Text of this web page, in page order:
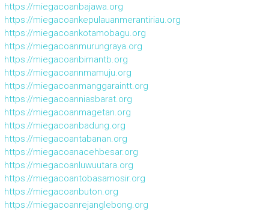
https://miegacoanbajawa.org
https://miegacoankepulauanmerantiriau.org
https://miegacoankotamobagu.org
https://miegacoanmurungraya.org
https://miegacoanbimantb.org
https://miegacoannmamuju.org
https://miegacoanmanggaraintt.org
https://miegacoanniasbarat.org
https://miegacoanmagetan.org
https://miegacoanbadung.org
https://miegacoantabanan.org
https://miegacoanacehbesar.org
https://miegacoanluwuutara.org
https://miegacoantobasamosir.org
https://miegacoanbuton.org
https://miegacoanrejanglebong.org